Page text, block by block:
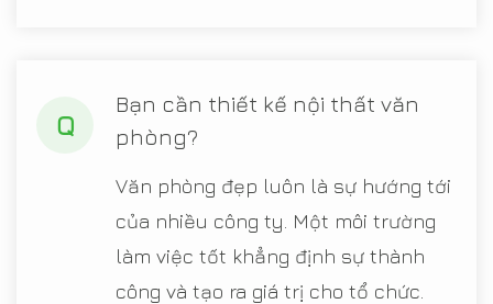
Q
Bạn cần thiết kế nội thất văn
phòng?
Văn phòng đẹp luôn là sự hướng tới
của nhiều công ty. Một môi trường
làm việc tốt khẳng định sự thành
công và tạo ra giá trị cho tổ chức.